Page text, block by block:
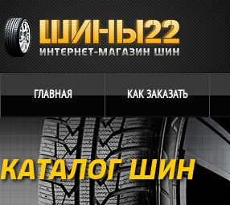
ГЛАВНАЯ КАКЗАКАЗАТЬ
КАТАЛОГ ШИН